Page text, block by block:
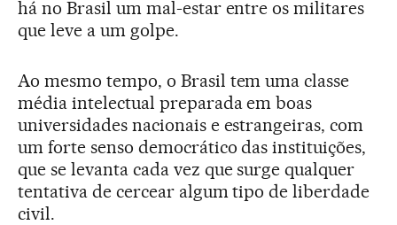
há no Brasil um mal-estar entre os militares
que leve a um golpe.
Ao mesmo tempo, o Brasil tem uma classe
média intelectual preparada em boas
universidades nacionais e estrangeiras, com
um forte senso democrático das instituições,
que se levanta cada vez que surge qualquer
tentativa de cercear algum tipo de liberdade
civil.